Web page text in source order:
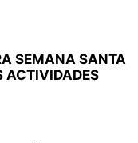
SEMANA SANTA
ACTIVIDADES